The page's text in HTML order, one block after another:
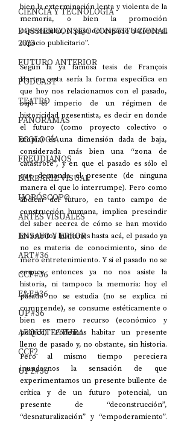
CIENCIA Y TECNOLOGÍA
DOSSIER CONSEJO CONSTITUCIONAL
2023
FUTURO ANTERIOR
PODCAST
TEATRO
PANORAMAS
ECOLOGÍA
FREUDIANOS
BARBARIE VISUAL
HORÓSCOPO
ARTES VISUALES
ENSAYO Y ERROR
ART#36
CCF#36
E&E#36
UP#36
ARQUITECTURA
CCF2
UP2#36
bien la exterminación lenta y violenta de la
memoria, o bien la promoción
espectacular, el paso del espacio histórico al
espacio publicitario”.
Según la ya famosa tesis de François
Hartog, esta sería la forma específica en
que hoy nos relacionamos con el pasado,
bajo el imperio de un régimen de
historicidad presentista, es decir en donde
el futuro (como proyecto colectivo o
utopía) es una dimensión dada de baja,
considerada más bien una “zona de
catástrofe”, y en que el pasado es sólo el
que demanda el presente (de ninguna
manera el que lo interrumpe). Pero como
abdicar del futuro, en tanto campo de
construcción humana, implica prescindir
del saber acerca de cómo se han movido
los asuntos humanos hasta acá, el pasado ya
no es materia de conocimiento, sino de
mero entretenimiento. Y si el pasado no se
conoce entonces ya no nos asiste la
historia, ni tampoco la memoria: hoy el
pasado no se estudia (no se explica ni
comprende), se consume estéticamente o
bien es mero recurso (económico y
político). Podemos habitar un presente
lleno de pasado y, no obstante, sin historia.
Pero al mismo tiempo pereciera
inundarnos la sensación de que
experimentamos un presente bullente de
crítica y de un futuro potencial, un
presente de “deconstrucción”,
“desnaturalización” y “empoderamiento”.